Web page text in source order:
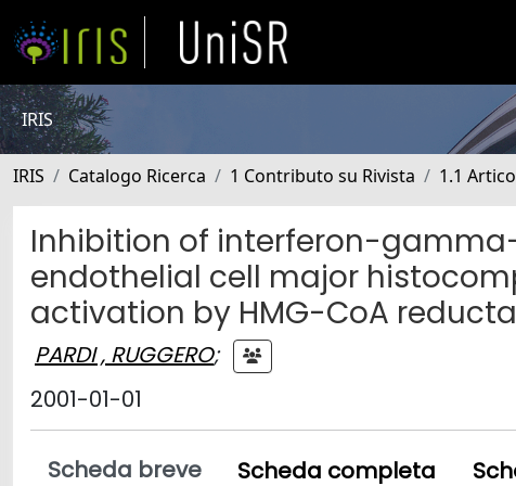
IRIS
IRIS Catalogo Ricerca 1 Contributo su Rivista 1.1
Inhibition of interferon-
endothelial cell major
activation by HMG-CoA
PARDI , RUGGERO;
2001-01-01
Scheda breve Scheda completa